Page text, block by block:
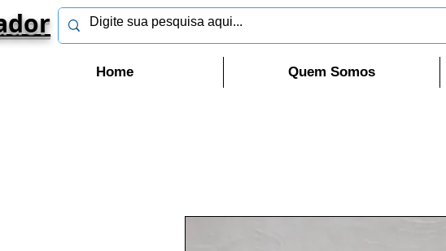
Home Quem Somos